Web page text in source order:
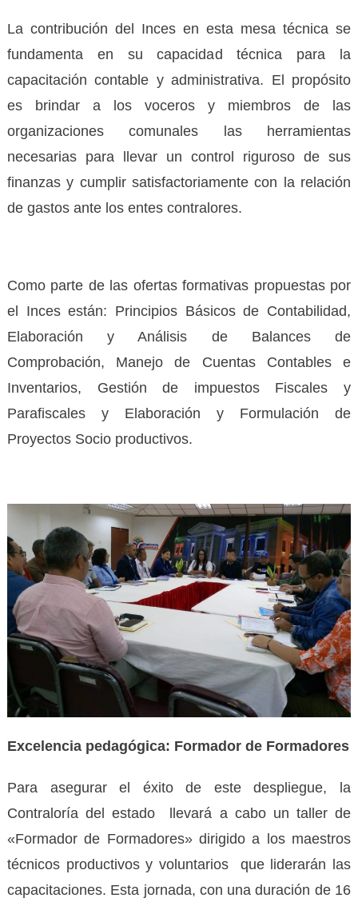
La contribución del Inces en esta mesa técnica se
fundamenta en su capacidad técnica para la
capacitación contable y administrativa. El propósito
es brindar a los voceros y miembros de las
organizaciones comunales las herramientas
necesarias para llevar un control riguroso de sus
finanzas y cumplir satisfactoriamente con la relación
de gastos ante los entes contralores.
Como parte de las ofertas formativas propuestas por
el Inces están: Principios Básicos de Contabilidad,
Elaboración y Análisis de Balances de
Comprobación, Manejo de Cuentas Contables e
Inventarios, Gestión de impuestos Fiscales y
Parafiscales y Elaboración y Formulación de
Proyectos Socio productivos.
Excelencia pedagógica: Formador de Formadores
Para asegurar el éxito de este despliegue, la
Contraloría del estado llevará a cabo un taller de
«Formador de Formadores» dirigido a los maestros
técnicos productivos y voluntarios que liderarán las
capacitaciones. Esta jornada, con una duración de 16